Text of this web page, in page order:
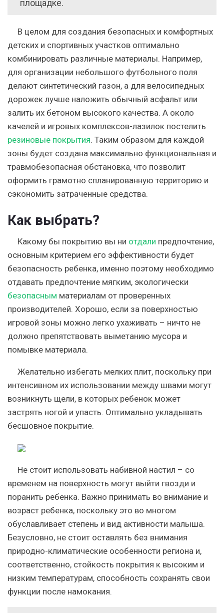
площадке.
В целом для создания безопасных и комфортных
детских и спортивных участков оптимально
комбинировать различные материалы. Например,
для организации небольшого футбольного поля
делают синтетический газон, а для велосипедных
дорожек лучше наложить обычный асфальт или
залить их бетоном высокого качества. А около
качелей и игровых комплексов-лазилок постелить
резиновые покрытия. Таким образом для каждой
зоны будет создана максимально функциональная и
травмобезопасная обстановка, что позволит
оформить грамотно спланированную территорию и
сэкономить затраченные средства.
Как выбрать?
Какому бы покрытию вы ни отдали предпочтение,
основным критерием его эффективности будет
безопасность ребенка, именно поэтому необходимо
отдавать предпочтение мягким, экологически
безопасным материалам от проверенных
производителей. Хорошо, если за поверхностью
игровой зоны можно легко ухаживать – ничто не
должно препятствовать выметанию мусора и
помывке материала.
Желательно избегать мелких плит, поскольку при
интенсивном их использовании между швами могут
возникнуть щели, в которых ребенок может
застрять ногой и упасть. Оптимально укладывать
бесшовное покрытие.
Не стоит использовать набивной настил – со
временем на поверхность могут выйти гвозди и
поранить ребенка. Важно принимать во внимание и
возраст ребенка, поскольку это во многом
обуславливает степень и вид активности малыша.
Безусловно, не стоит оставлять без внимания
природно-климатические особенности региона и,
соответственно, стойкость покрытия к высоким и
низким температурам, способность сохранять свои
функции после намокания.